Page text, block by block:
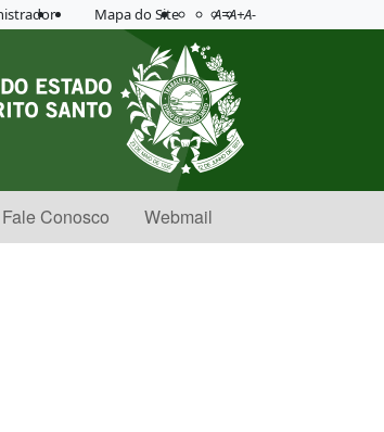
Mapa do Site Acessibilidade
Aplicar contraste
A=A+A-
Fale Conosco Webmail